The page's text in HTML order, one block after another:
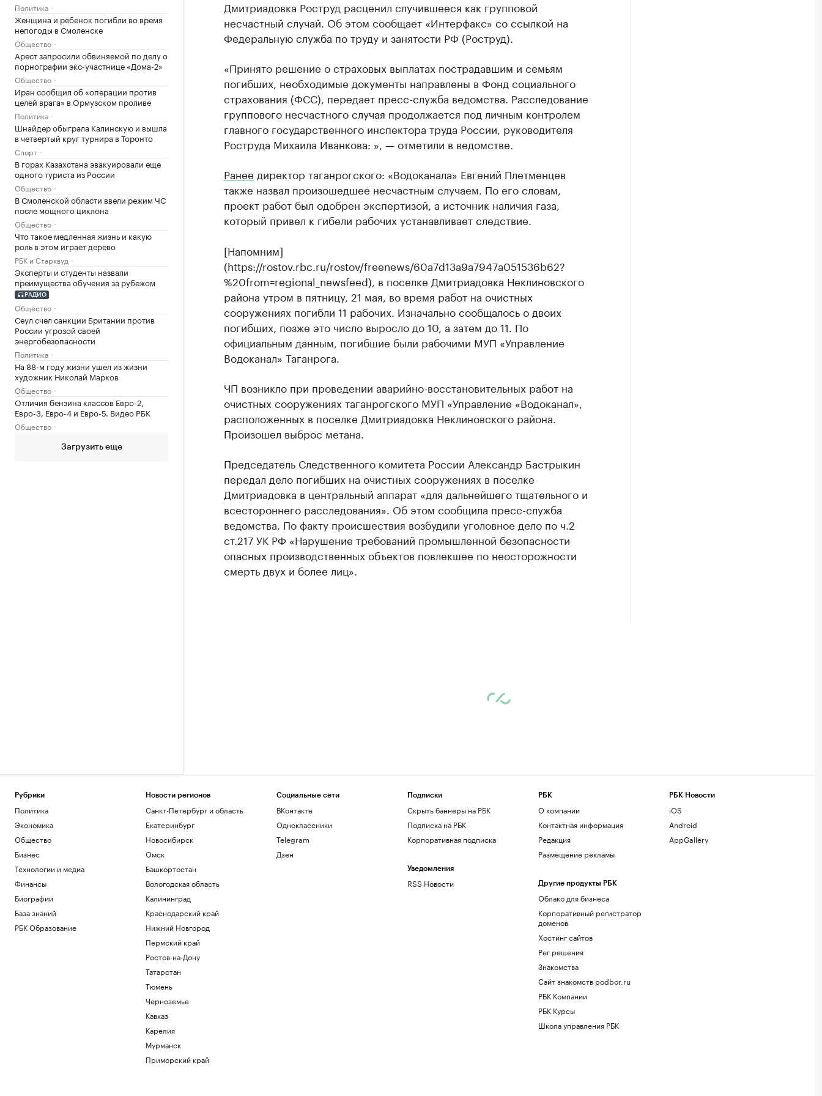
Политика
Женщина и ребенок погибли во время
непогоды в Смоленске
Общество
Арест запросили обвиняемой по делу о
порнографии экс-участнице «Дома-2»
Общество
Иран сообщил об «операции против
целей врага» в Ормузском проливе
Политика
Шнайдер обыграла Калинскую и вышла
в четвертый круг турнира в Торонто
Спорт
В горах Казахстана эвакуировали еще
одного туриста из России
Общество
В Смоленской области ввели режим ЧС
после мощного циклона
Общество
Что такое медленная жизнь и какую
роль в этом играет дерево
РБК и Старквуд
Эксперты и студенты назвали
преимущества обучения за рубежом
РАДИО
Общество
Сеул счел санкции Британии против
России угрозой своей
энергобезопасности
Политика
На 88-м году жизни ушел из жизни
художник Николай Марков
Общество
Отличия бензина классов Евро-2,
Евро-3, Евро-4 и Евро-5. Видео РБК
Общество
Загрузить еще
Дмитриадовка Роструд расценил случившееся как групповой
несчастный случай. Об этом сообщает «Интерфакс» со ссылкой на
Федеральную служба по труду и занятости РФ (Роструд).
«Принято решение о страховых выплатах пострадавшим и семьям
погибших, необходимые документы направлены в Фонд социального
страхования (ФСС), передает пресс-служба ведомства. Расследование
группового несчастного случая продолжается под личным контролем
главного государственного инспектора труда России, руководителя
Роструда Михаила Иванкова: », — отметили в ведомстве.
Ранее директор таганрогского: «Водоканала» Евгений Плетменцев
также назвал произошедшее несчастным случаем. По его словам,
проект работ был одобрен экспертизой, а источник наличия газа,
который привел к гибели рабочих устанавливает следствие.
[Напомним]
(https://rostov.rbc.ru/rostov/freenews/60a7d13a9a7947a051536b62?
%20from=regional_newsfeed), в поселке Дмитриадовка Неклиновского
района утром в пятницу, 21 мая, во время работ на очистных
сооружениях погибли 11 рабочих. Изначально сообщалось о двоих
погибших, позже это число выросло до 10, а затем до 11. По
официальным данным, погибшие были рабочими МУП «Управление
Водоканал» Таганрога.
ЧП возникло при проведении аварийно-восстановительных работ на
очистных сооружениях таганрогского МУП «Управление «Водоканал»,
расположенных в поселке Дмитриадовка Неклиновского района.
Произошел выброс метана.
Председатель Следственного комитета России Александр Бастрыкин
передал дело погибших на очистных сооружениях в поселке
Дмитриадовка в центральный аппарат «для дальнейшего тщательного и
всестороннего расследования». Об этом сообщила пресс-служба
ведомства. По факту происшествия возбудили уголовное дело по ч.2
ст.217 УК РФ «Нарушение требований промышленной безопасности
опасных производственных объектов повлекшее по неосторожности
смерть двух и более лиц».
Рубрики
Политика
Экономика
Общество
Бизнес
Технологии и медиа
Финансы
Биографии
База знаний
РБК Образование
Новости регионов
Санкт-Петербург и область
Екатеринбург
Новосибирск
Омск
Башкортостан
Вологодская область
Калининград
Краснодарский край
Нижний Новгород
Пермский край
Ростов-на-Дону
Татарстан
Тюмень
Черноземье
Кавказ
Карелия
Мурманск
Приморский край
Социальные сети
ВКонтакте
Одноклассники
Telegram
Дзен
Подписки
Скрыть баннеры на РБК
Подписка на РБК
Корпоративная подписка
Уведомления
RSS Новости
РБК
О компании
Контактная информация
Редакция
Размещение рекламы
Другие продукты РБК
Облако для бизнеса
Корпоративный регистратор
доменов
Хостинг сайтов
Рег.решения
Знакомства
Сайт знакомств podbor.ru
РБК Компании
РБК Курсы
Школа управления РБК
РБК Новости
iOS
Android
AppGallery